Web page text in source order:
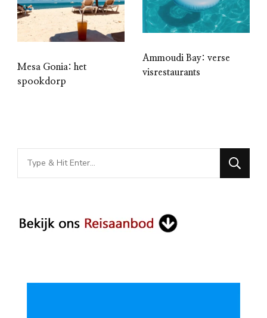
Mesa Gonia: het
spookdorp
Ammoudi Bay: verse
visrestaurants
Looking
for